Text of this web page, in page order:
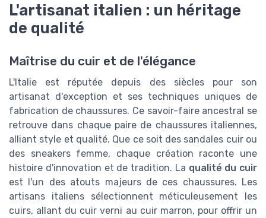
L'artisanat italien : un héritage
de qualité
Maîtrise du cuir et de l'élégance
L'Italie est réputée depuis des siècles pour son
artisanat d'exception et ses techniques uniques de
fabrication de chaussures. Ce savoir-faire ancestral se
retrouve dans chaque paire de chaussures italiennes,
alliant style et qualité. Que ce soit des sandales cuir ou
des sneakers femme, chaque création raconte une
histoire d'innovation et de tradition. La qualité du cuir
est l'un des atouts majeurs de ces chaussures. Les
artisans italiens sélectionnent méticuleusement les
cuirs, allant du cuir verni au cuir marron, pour offrir un